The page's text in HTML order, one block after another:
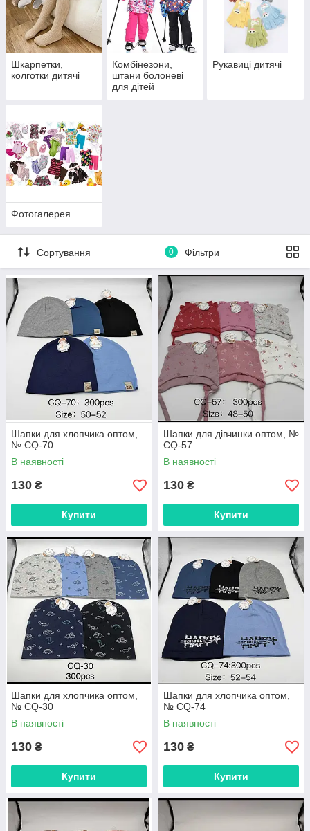
Шкарпетки,
колготки дитячі
Комбінезони,
штани болоневі
для дітей
Рукавиці дитячі
Фотогалерея
Сортування 0 Фільтри
Шапки для хлопчика оптом,
№ CQ-70
В наявності
130 ₴
Купити
Шапки для дівчинки оптом, №
CQ-57
В наявності
130 ₴
Купити
Шапки для хлопчика оптом,
№ CQ-30
В наявності
130 ₴
Купити
Шапки для хлопчика оптом,
№ CQ-74
В наявності
130 ₴
Купити